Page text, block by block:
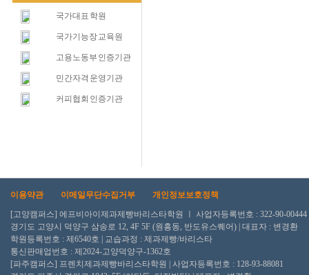
국가대표 학원
국가기능장 교육원
고용노동부 인증기관
민간자격 운영기관
커피협회 인증기관
이용약관 이메일무단수집거부
개인정보보호정책
[고양캠퍼스] 에프비아이제과제빵바리스타학원 ㅣ 사업자등록번호 : 322-90-00444
경기도 고양시 덕양구 삼송로 12, 4F 5F (원흥동, 반도유스퀘어) | 대표자 : 변경환
학원등록번호 : 제6540호 | 교습과정 : 제과제빵/바리스타
통신판매업번호 : 제2024-고양덕양구-1362호
[파주캠퍼스] 프렌치제과제빵바리스타학원 | 사업자등록번호 : 128-93-88081